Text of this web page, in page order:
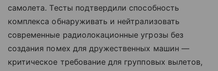
самолета. Тесты подтвердили способность
комплекса обнаруживать и нейтрализовать
современные радиолокационные угрозы без
создания помех для дружественных машин —
критическое требование для групповых вылетов,